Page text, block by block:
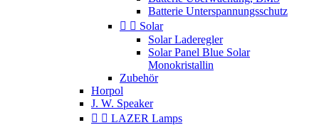
Batterie Unterspannungsschutz
  Solar
Solar Laderegler
Solar Panel Blue Solar
Monokristallin
Zubehör
Horpol
J. W. Speaker
  LAZER Lamps